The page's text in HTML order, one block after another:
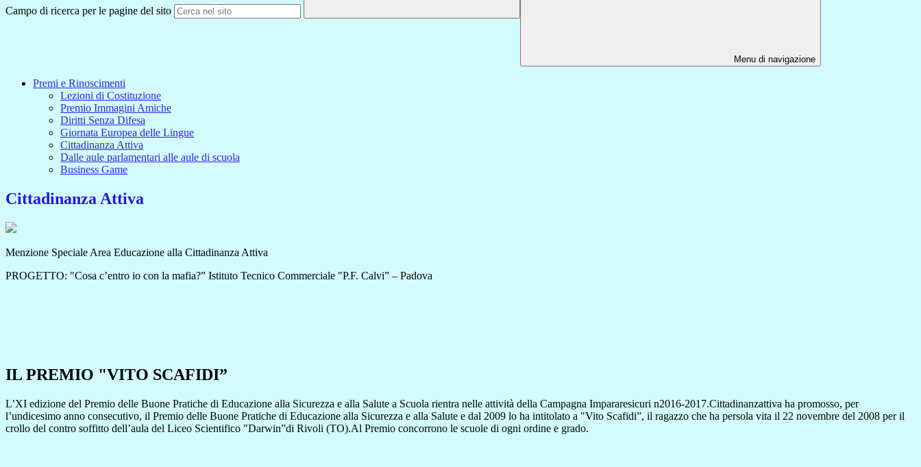
Campo di ricerca per le pagine del sito
Menu di navigazione
Premi e Rinoscimenti
Lezioni di Costituzione
Premio Immagini Amiche
Diritti Senza Difesa
Giornata Europea delle Lingue
Cittadinanza Attiva
Dalle aule parlamentari alle aule di scuola
Business Game
Cittadinanza Attiva
Menzione Speciale Area Educazione alla Cittadinanza Attiva
PROGETTO: "Cosa c’entro io con la mafia?” Istituto Tecnico Commerciale "P.F. Calvi” – Padova
IL PREMIO "VITO SCAFIDI”
L’XI edizione del Premio delle Buone Pratiche di Educazione alla Sicurezza e alla Salute a Scuola rientra nelle attività della Campagna Impararesicuri n2016-2017.Cittadinanzattiva ha promosso, per
l’undicesimo anno consecutivo, il Premio delle Buone Pratiche di Educazione alla Sicurezza e alla Salute e dal 2009 lo ha intitolato a "Vito Scafidi”, il ragazzo che ha persola vita il 22 novembre del 2008 per il
crollo del contro soffitto dell’aula del Liceo Scientifico "Darwin”di Rivoli (TO).Al Premio concorrono le scuole di ogni ordine e grado.